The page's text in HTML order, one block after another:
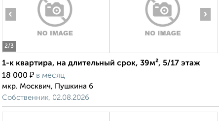
2/3
‹ ›
1-к квартира, на длительный срок, 39м², 5/17 этаж
18 000 ₽ в месяц
мкр. Москвич, Пушкина 6
Собственник, 02.08.2026